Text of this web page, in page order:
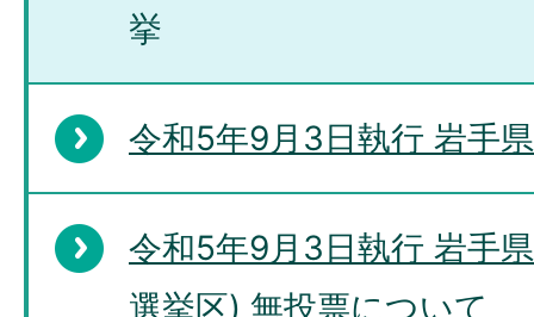
挙
令和5年9月3日執行 岩手
令和5年9月3日執行 岩手
選挙区) 無投票について